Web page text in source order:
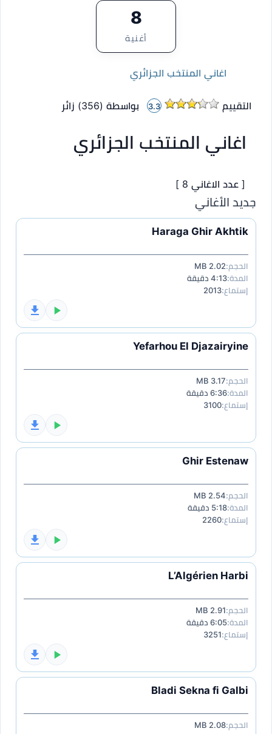
8
أغنية
اغاني المنتخب الجزائري
التقييم 3.3 بواسطة (356
) زائر
اغاني المنتخب الجزائري
[ عدد الاغاني 8 ]
جديد الأغاني
Haraga Ghir Akhtik
الحجم:2.02 MB
المدة:4:13 دقيقة
إستماع:2013
Yefarhou El Djazairyine
الحجم:3.17 MB
المدة:6:36 دقيقة
إستماع:3100
Ghir Estenaw
الحجم:2.54 MB
المدة:5:18 دقيقة
إستماع:2260
L’Algérien Harbi
الحجم:2.91 MB
المدة:6:05 دقيقة
إستماع:3251
Bladi Sekna fi Galbi
الحجم:2.08 MB